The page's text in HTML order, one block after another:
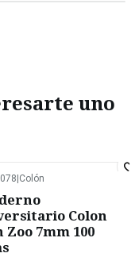
uno
Colón
Colon
Zoo 7mm 100